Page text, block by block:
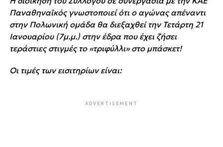
Παναθηναϊκός γνωστοποιεί ότι ο αγώνας απέναντι
στην Πολωνική ομάδα θα διεξαχθεί την Τετάρτη 21
Ιανουαρίου (7μ.μ.) στην έδρα που έχει ζήσει
τεράστιες στιγμές το «τριφύλλι» στο μπάσκετ!
Οι τιμές των εισιτηρίων είναι:
ADVERTISEMENT